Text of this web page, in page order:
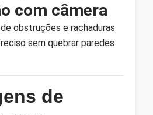
com câmera
obstruções e rachaduras
sem quebrar paredes
de